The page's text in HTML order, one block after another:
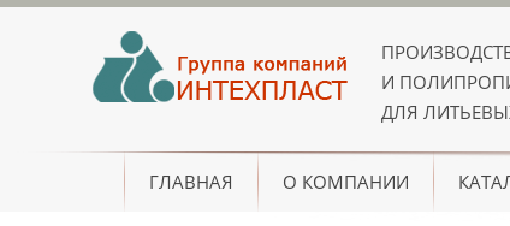
И
ДЛЯ
ГЛАВНАЯ О КОМПАНИИ